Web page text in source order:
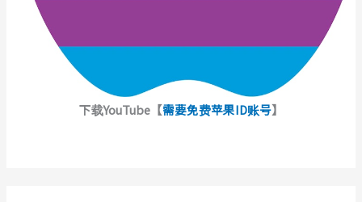
下载YouTube【需要免费苹果ID账号】